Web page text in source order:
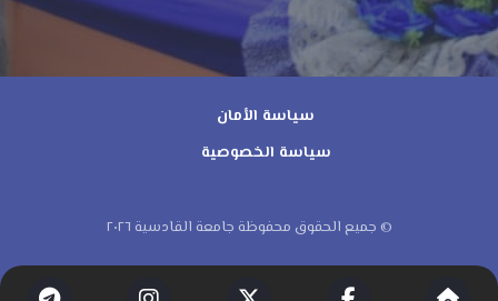
سياسة الأمان
سياسة الخصوصية
© جميع الحقوق محفوظة جامعة القادسية ٢٠٢٦